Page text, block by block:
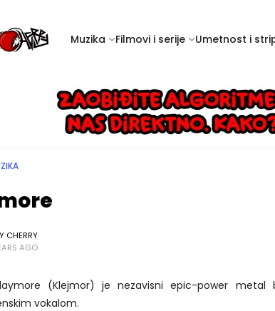
Muzika Filmovi i serije Umetnost i
CHERRY
AGO
(Klejmor) je nezavisni epic-power metal
vokalom.